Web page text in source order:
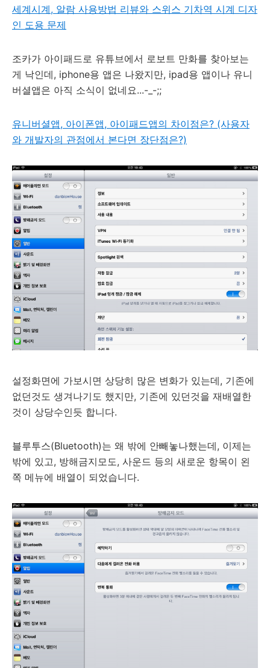
세계시계, 알람 사용방법 리뷰와 스위스 기차역 시계 디자
인 도용 문제
조카가 아이패드로 유튜브에서 로보트 만화를 찾아보는
게 낙인데, iphone용 앱은 나왔지만, ipad용 앱이나 유니
버셜앱은 아직 소식이 없네요...-_-;;
유니버셜앱, 아이폰앱, 아이패드앱의 차이점은? (사용자
와 개발자의 관점에서 본다면 장단점은?)
설정화면에 가보시면 상당히 많은 변화가 있는데, 기존에
없던것도 생겨나기도 했지만, 기존에 있던것을 재배열한
것이 상당수인듯 합니다.
블루투스(Bluetooth)는 왜 밖에 안빼놓나했는데, 이제는
밖에 있고, 방해금지모도, 사운드 등의 새로운 항목이 왼
쪽 메뉴에 배열이 되었습니다.